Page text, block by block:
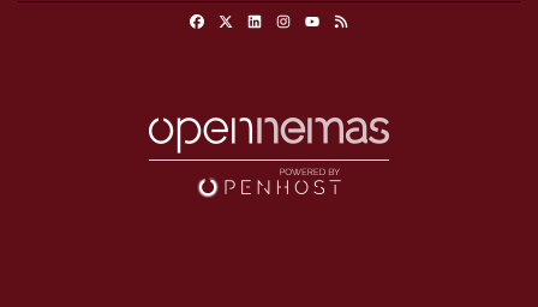
FacebookLinkedinInstagram